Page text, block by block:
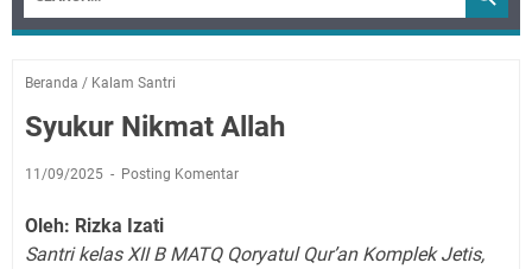
Beranda / Kalam Santri
Syukur Nikmat Allah
11/09/2025 Posting Komentar
Oleh: Rizka Izati
Santri kelas XII B MATQ Qoryatul Qur’an Komplek Jetis,